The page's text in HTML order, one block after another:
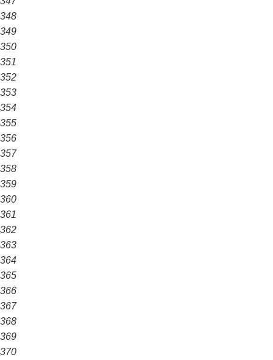
348
349
350
351
352
353
354
355
356
357
358
359
360
361
362
363
364
365
366
367
368
369
370